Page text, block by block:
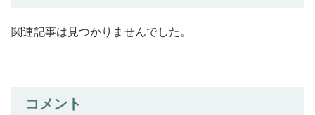
関連記事は見つかりませんでした。
コメント